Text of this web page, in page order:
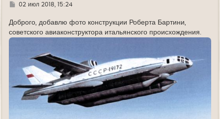
Г02 июл 2018, 15:24
Доброго, добавлю фото конструкции Роберта Бартини,
советского авиаконструктора итальянского происхождения.